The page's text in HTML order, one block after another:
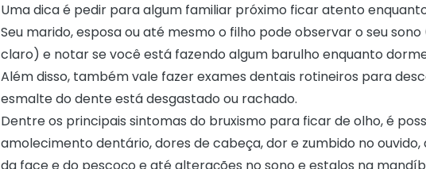
Uma dica é pedir para algum familiar próximo ficar atento
Seu marido, esposa ou até mesmo o filho pode observar o seu
claro) e notar se você está fazendo algum barulho enquanto
Além disso, também vale fazer exames dentais rotineiros para
esmalte do denteestá desgastado ou rachado.
Dentre os principais sintomas do bruxismo para ficar de olho, é
amolecimento dentário, dores de cabeça, dor e zumbido no ouvido,